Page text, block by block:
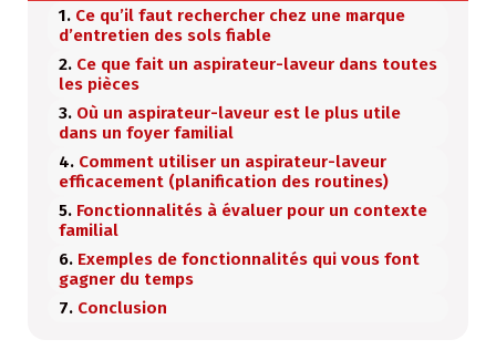
Ce qu’il faut rechercher chez une marque
d’entretien des sols fiable
Ce que fait un aspirateur-laveur dans toutes
les pièces
Où un aspirateur-laveur est le plus utile
dans un foyer familial
Comment utiliser un aspirateur-laveur
efficacement (planification des routines)
Fonctionnalités à évaluer pour un contexte
familial
Exemples de fonctionnalités qui vous font
gagner du temps
Conclusion